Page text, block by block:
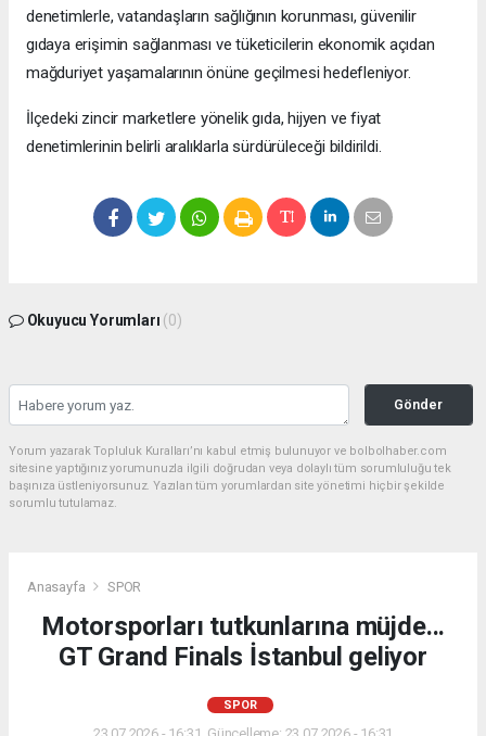
denetimlerle, vatandaşların sağlığının korunması, güvenilir
gıdaya erişimin sağlanması ve tüketicilerin ekonomik açıdan
mağduriyet yaşamalarının önüne geçilmesi hedefleniyor.
İlçedeki zincir marketlere yönelik gıda, hijyen ve fiyat
denetimlerinin belirli aralıklarla sürdürüleceği bildirildi.
Okuyucu Yorumları (0)
Gönder
Yorum yazarak Topluluk Kuralları’nı kabul etmiş bulunuyor ve bolbolhaber.com
sitesine yaptığınız yorumunuzla ilgili doğrudan veya dolaylı tüm sorumluluğu tek
başınıza üstleniyorsunuz. Yazılan tüm yorumlardan site yönetimi hiçbir şekilde
sorumlu tutulamaz.
Anasayfa SPOR
Motorsporları tutkunlarına müjde...
GT Grand Finals İstanbul geliyor
SPOR